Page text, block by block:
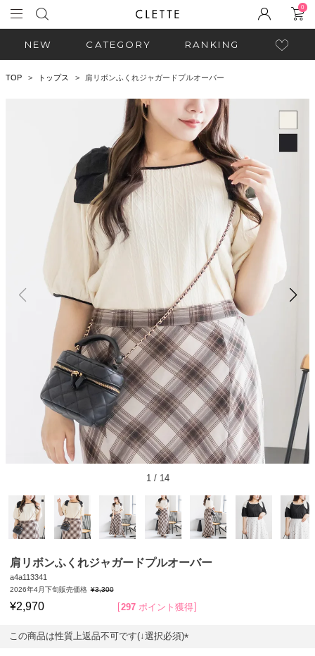
0
NEW CATEGORY RANKING
TOP トップス 肩リボンふくれジャガードプルオーバー
1/ 14
肩リボンふくれジャガードプルオーバー
a4a113341
2026年4月下旬販売価格 ¥3,300
¥2,970 297 ポイント獲得
この商品は性質上返品不可です(↓選択必須)